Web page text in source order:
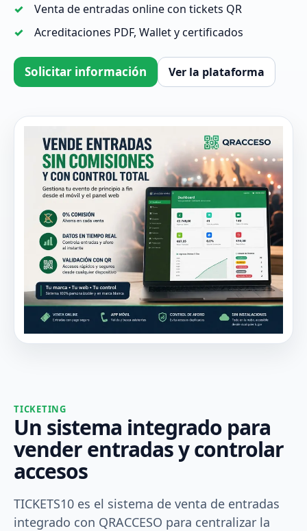
Venta de entradas online con tickets QR
Acreditaciones PDF, Wallet y certificados
Solicitar información Ver la plataforma
TICKETING
Un sistema integrado para
vender entradas y controlar
accesos
TICKETS10 es el sistema de venta de entradas
integrado con QRACCESO para centralizar la